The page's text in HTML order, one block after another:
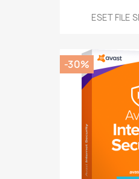
ESET FILE
-30%